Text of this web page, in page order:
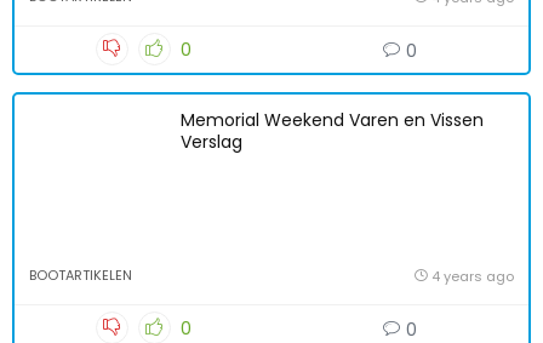
0 0
Memorial Weekend Varen en Vissen
Verslag
BOOTARTIKELEN 4 years ago
0 0